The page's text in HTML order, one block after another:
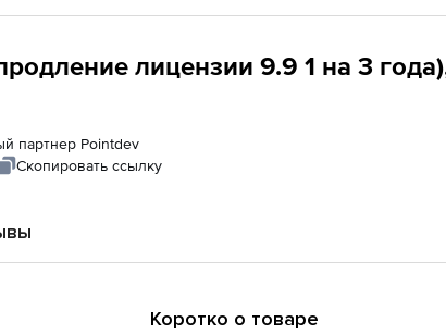
лицензии 9.9 1 на 3
партнер Pointdev
Скопировать ссылку
Коротко о товаре